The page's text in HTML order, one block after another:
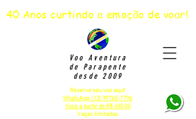
Voo Aventura
de Parapente
desde 2009
Reserve seu voo aqui!
WhatsApp: (13) 99765-7796
Voos a partir de R$ 400,00
Vagas limitadas
40 Anos curtindo a emoção de voar!